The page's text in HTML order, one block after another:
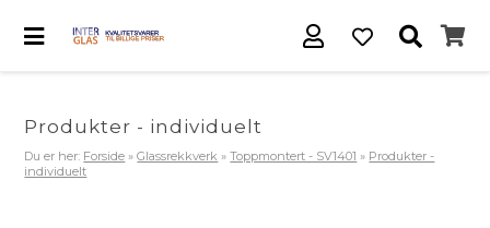
Produkter - individuelt
Du er her: Forside »Glassrekkverk »Toppmontert - SV1401 » Produkter -
individuelt